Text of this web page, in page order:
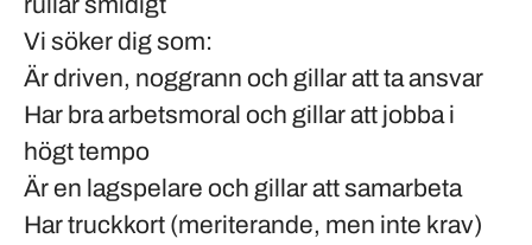
Vi söker dig som:
Är driven, noggrann och gillar att ta ansvar
Har bra arbetsmoral och gillar att jobba i
högt tempo
Är en lagspelare och gillar att samarbeta
Har truckkort (meriterande, men inte krav)